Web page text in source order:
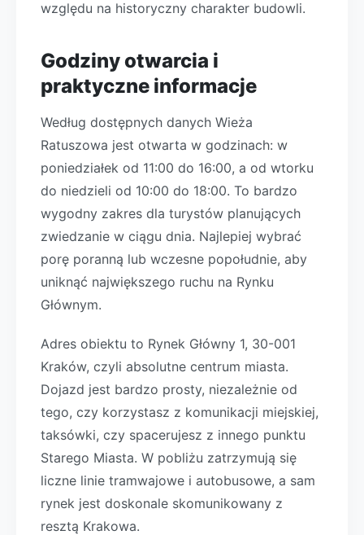
względu na historyczny charakter budowli.
Godziny otwarcia i
praktyczne informacje
Według dostępnych danych Wieża
Ratuszowa jest otwarta w godzinach: w
poniedziałek od 11:00 do 16:00, a od wtorku
do niedzieli od 10:00 do 18:00. To bardzo
wygodny zakres dla turystów planujących
zwiedzanie w ciągu dnia. Najlepiej wybrać
porę poranną lub wczesne popołudnie, aby
uniknąć największego ruchu na Rynku
Głównym.
Adres obiektu to Rynek Główny 1, 30-001
Kraków, czyli absolutne centrum miasta.
Dojazd jest bardzo prosty, niezależnie od
tego, czy korzystasz z komunikacji miejskiej,
taksówki, czy spacerujesz z innego punktu
Starego Miasta. W pobliżu zatrzymują się
liczne linie tramwajowe i autobusowe, a sam
rynek jest doskonale skomunikowany z
resztą Krakowa.